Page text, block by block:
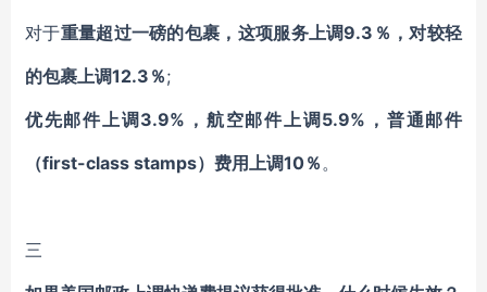
对于重量超过一磅的包裹，这项服务上调9.3％，对较轻
的包裹上调12.3％;
优先邮件上调3.9%，航空邮件上调5.9%，普通邮件
（first-class stamps）费用上调10％。
三